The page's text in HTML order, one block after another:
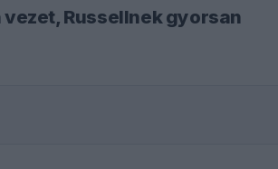
Russellnek gyorsan